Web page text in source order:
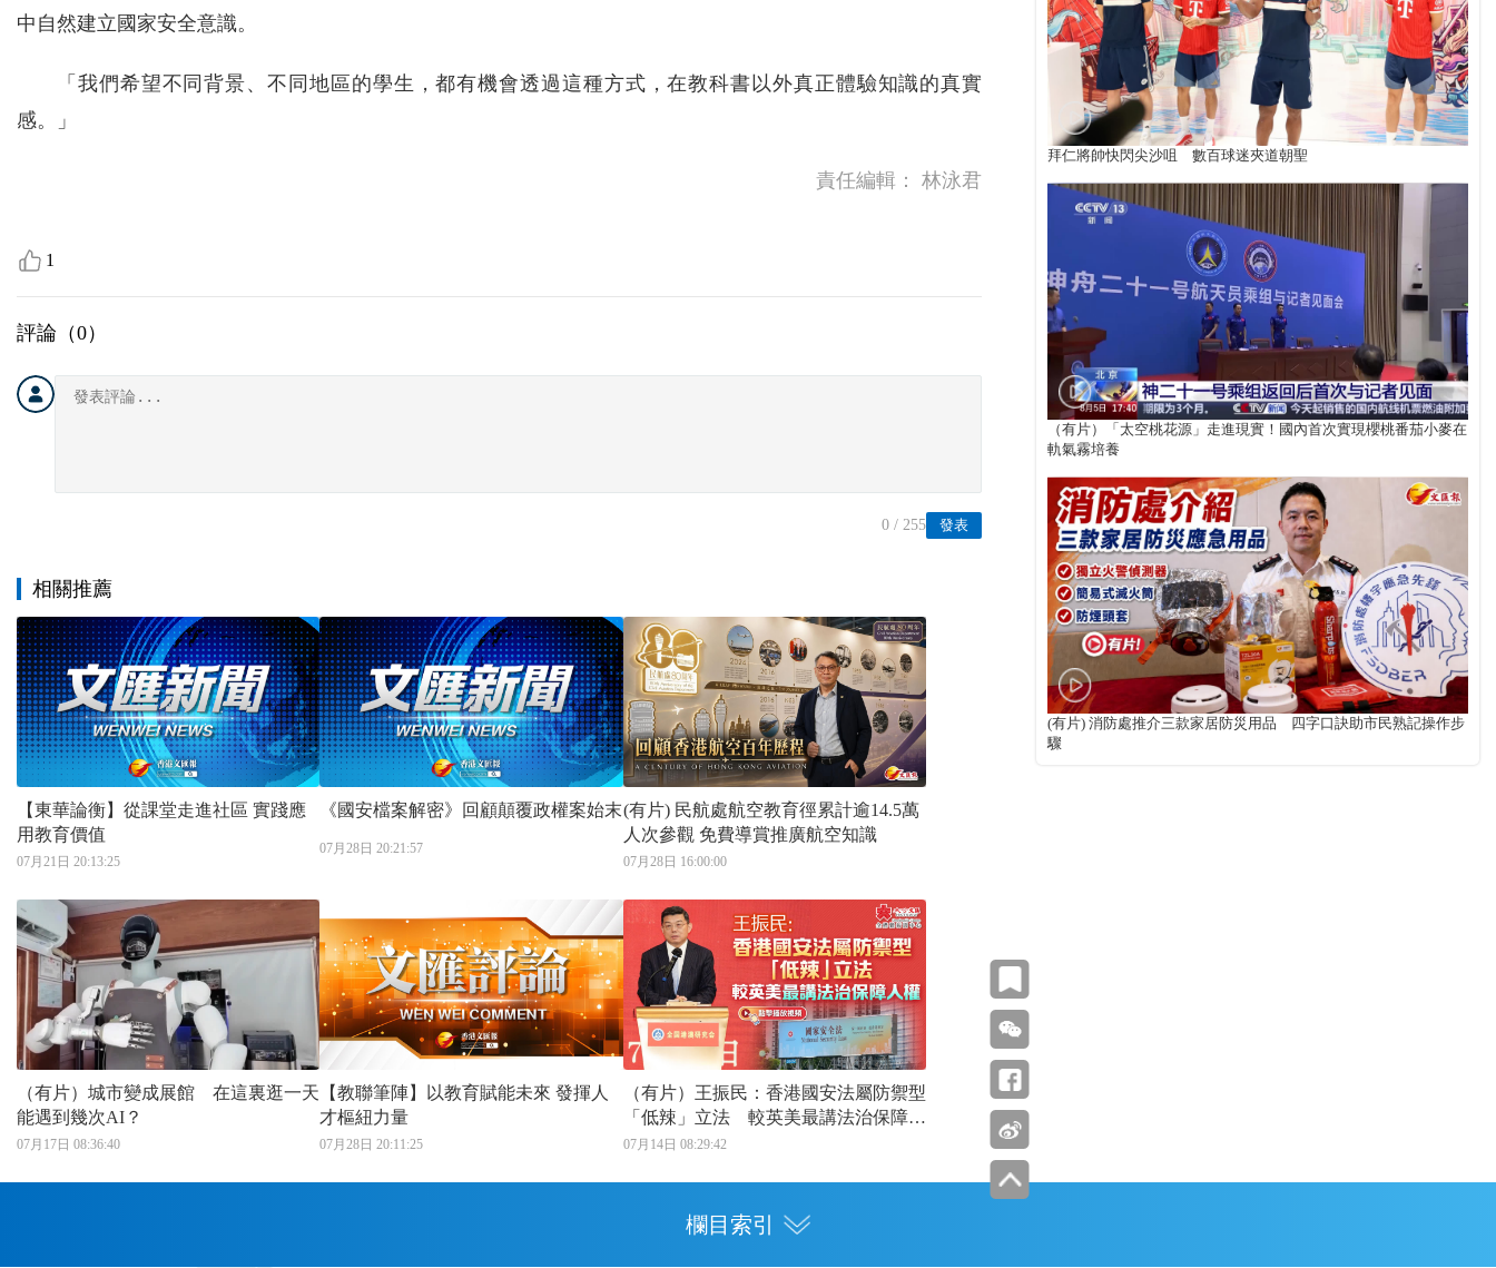
中自然建立國家安全意識。
「我們希望不同背景、不同地區的學生，都有機會透過這種方式，在教科書以外真正體驗知識的真實
感。」
責任編輯： 林泳君
1
評論（0）
發表
0 / 255
相關推薦
【東華論衡】從課堂走進社區 實踐應
用教育價值
07月21日 20:13:25
《國安檔案解密》回顧顛覆政權案始末
07月28日 20:21:57
(有片) 民航處航空教育徑累計逾14.5萬
人次參觀 免費導賞推廣航空知識
07月28日 16:00:00
（有片）城市變成展館 在這裏逛一天
能遇到幾次AI？
07月17日 08:36:40
【教聯筆陣】以教育賦能未來 發揮人
才樞紐力量
07月28日 20:11:25
（有片）王振民：香港國安法屬防禦型
「低辣」立法 較英美最講法治保障人
權
07月14日 08:29:42
拜仁將帥快閃尖沙咀 數百球迷夾道朝聖
（有片）「太空桃花源」走進現實！國內首次實現櫻桃番茄小麥在
軌氣霧培養
(有片) 消防處推介三款家居防災用品 四字口訣助市民熟記操作步
驟
欄目索引